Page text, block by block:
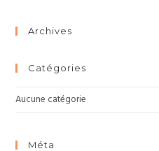
Archives
Catégories
Aucune catégorie
Méta